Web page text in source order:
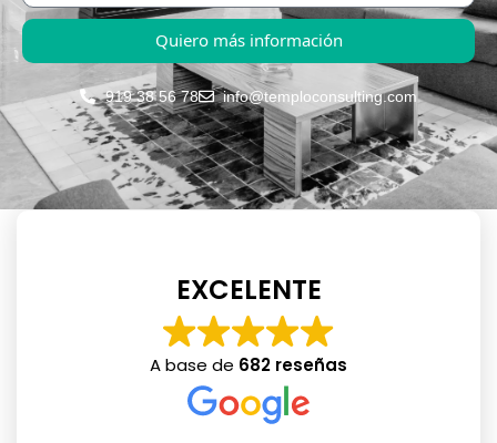
Quiero más información
919 38 56 78 info@temploconsulting.com
EXCELENTE
A base de 682 reseñas